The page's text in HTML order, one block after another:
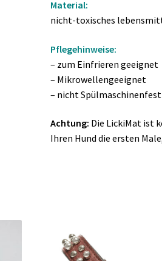
Material:
nicht-toxisches
Pflegehinweise:
– zum Einfrieren geeignet
– Mikrowellengeeignet
– nicht Spülmaschinenfest
Achtung: Die LickiMat ist
Ihren Hund die ersten